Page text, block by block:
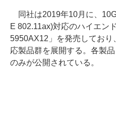
同社は2019年10月に、
E 802.11ax)対応のハイエン
5950AX12」を発売してお
応製品群を展開する。各製
のみが公開されている。